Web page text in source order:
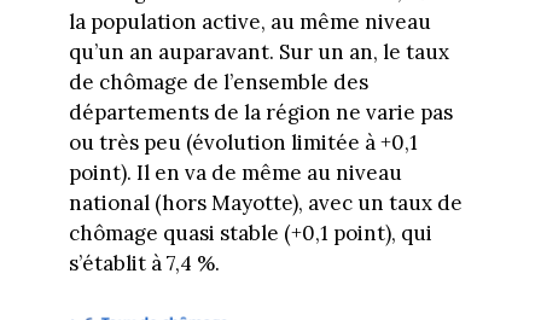
la population active, au même niveau
qu’un an auparavant. Sur un an, le taux
de chômage de l’ensemble des
départements de la région ne varie pas
ou très peu (évolution limitée à +0,1
point). Il en va de même au niveau
national (hors Mayotte), avec un taux de
chômage quasi stable (+0,1 point), qui
s’établit à 7,4 %.